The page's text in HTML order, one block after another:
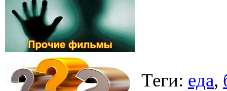
Теги: еда,